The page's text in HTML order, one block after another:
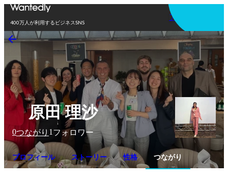
400万人が利用するビジネスSNS
アプリを使う
原田 理沙
0つながり 1 フォロワー
プロフィール ストーリー 性格 つながり